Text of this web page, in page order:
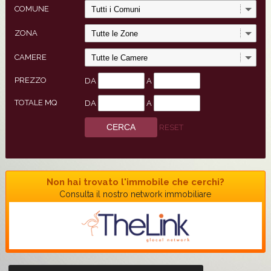
COMUNE
ZONA
CAMERE
PREZZO DA A
TOTALE MQ DA A
RESET
Non hai trovato l'immobile che cerchi?
Consulta il nostro network immobiliare